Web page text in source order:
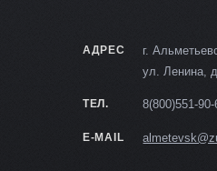
АДРЕС
г.
ул. Ленина,
ТЕЛ. 8(800)551-90-
E-MAIL